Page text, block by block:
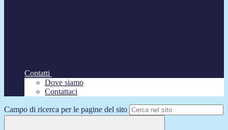
Contatti
Dove siamo
Contattaci
Campo di ricerca per le pagine del sito